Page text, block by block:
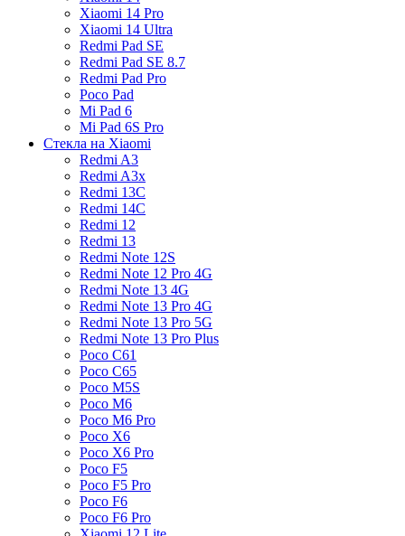
Xiaomi 14 Pro
Xiaomi 14 Ultra
Redmi Pad SE
Redmi Pad SE 8.7
Redmi Pad Pro
Poco Pad
Mi Pad 6
Mi Pad 6S Pro
Стекла на Xiaomi
Redmi A3
Redmi A3x
Redmi 13C
Redmi 14C
Redmi 12
Redmi 13
Redmi Note 12S
Redmi Note 12 Pro 4G
Redmi Note 13 4G
Redmi Note 13 Pro 4G
Redmi Note 13 Pro 5G
Redmi Note 13 Pro Plus
Poco C61
Poco C65
Poco M5S
Poco M6
Poco M6 Pro
Poco X6
Poco X6 Pro
Poco F5
Poco F5 Pro
Poco F6
Poco F6 Pro